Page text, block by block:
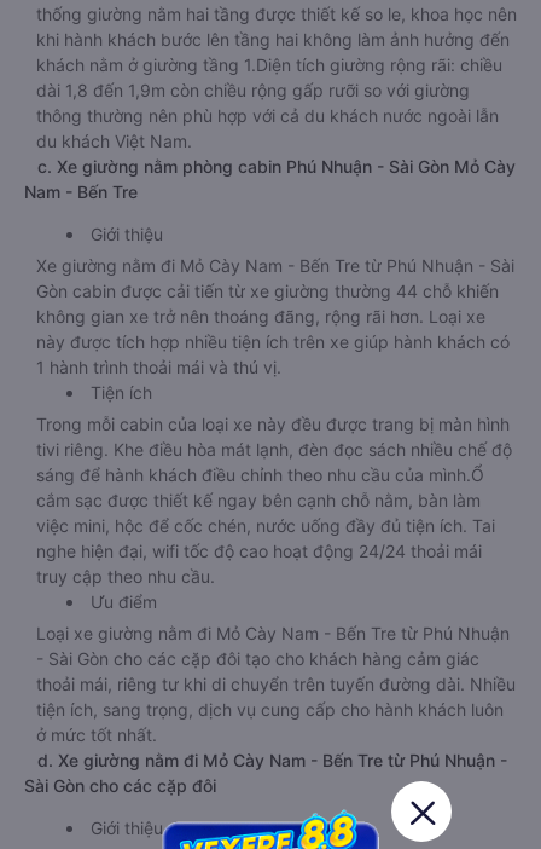
thống giường nằm hai tầng được thiết kế so le, khoa học nên
khi hành khách bước lên tầng hai không làm ảnh hưởng đến
khách nằm ở giường tầng 1.Diện tích giường rộng rãi: chiều
dài 1,8 đến 1,9m còn chiều rộng gấp rưỡi so với giường
thông thường nên phù hợp với cả du khách nước ngoài lẫn
du khách Việt Nam.
c. Xe giường nằm phòng cabin Phú Nhuận - Sài Gòn Mỏ Cày
Nam - Bến Tre
Giới thiệu
Xe giường nằm đi Mỏ Cày Nam - Bến Tre từ Phú Nhuận - Sài
Gòn cabin được cải tiến từ xe giường thường 44 chỗ khiến
không gian xe trở nên thoáng đãng, rộng rãi hơn. Loại xe
này được tích hợp nhiều tiện ích trên xe giúp hành khách có
1 hành trình thoải mái và thú vị.
Tiện ích
Trong mỗi cabin của loại xe này đều được trang bị màn hình
tivi riêng. Khe điều hòa mát lạnh, đèn đọc sách nhiều chế độ
sáng để hành khách điều chỉnh theo nhu cầu của mình.Ổ
cắm sạc được thiết kế ngay bên cạnh chỗ nằm, bàn làm
việc mini, hộc để cốc chén, nước uống đầy đủ tiện ích. Tai
nghe hiện đại, wifi tốc độ cao hoạt động 24/24 thoải mái
truy cập theo nhu cầu.
Ưu điểm
Loại xe giường nằm đi Mỏ Cày Nam - Bến Tre từ Phú Nhuận
- Sài Gòn cho các cặp đôi tạo cho khách hàng cảm giác
thoải mái, riêng tư khi di chuyển trên tuyến đường dài. Nhiều
tiện ích, sang trọng, dịch vụ cung cấp cho hành khách luôn
ở mức tốt nhất.
d. Xe giường nằm đi Mỏ Cày Nam - Bến Tre từ Phú Nhuận -
Sài Gòn cho các cặp đôi
Giới thiệu